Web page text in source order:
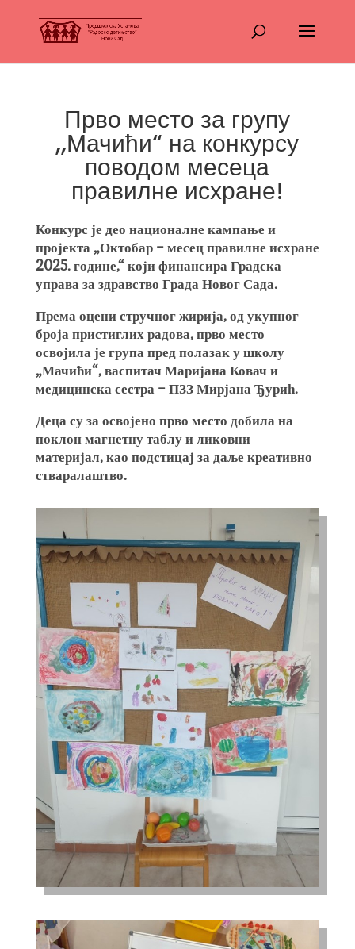
Прво место за групу
,,Мачићи“ на конкурсу
поводом месеца
правилне исхране!
Конкурс је део националне кампање и
пројекта „Октобар – месец правилне исхране
2025. године,“ који финансира Градска
управа за здравство Града Новог Сада.
Према оцени стручног жирија, од укупног
броја пристиглих радова, прво место
освојила је група пред полазак у школу
„Мачићи“, васпитач Маријана Ковач и
медицинска сестра – ПЗЗ Мирјана Ђурић.
Деца су за освојено прво место добила на
поклон магнетну таблу и ликовни
материјал, као подстицај за даље креативно
стваралаштво.